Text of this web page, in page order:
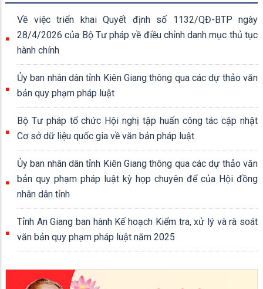
Về việc triển khai Quyết định số 1132/QĐ-BTP ngày
28/4/2026 của Bộ Tư pháp về điều chỉnh danh mục thủ tục
hành chính
Ủy ban nhân dân tỉnh Kiên Giang thông qua các dự thảo văn
bản quy phạm pháp luật
Bộ Tư pháp tổ chức Hội nghị tập huấn công tác cập nhật
Cơ sở dữ liệu quốc gia về văn bản pháp luật
Ủy ban nhân dân tỉnh Kiên Giang thông qua các dự thảo văn
bản quy phạm pháp luật kỳ họp chuyên để của Hội đồng
nhân dân tỉnh
Tỉnh An Giang ban hành Kế hoạch Kiểm tra, xử lý và rà soát
văn bản quy phạm pháp luật năm 2025